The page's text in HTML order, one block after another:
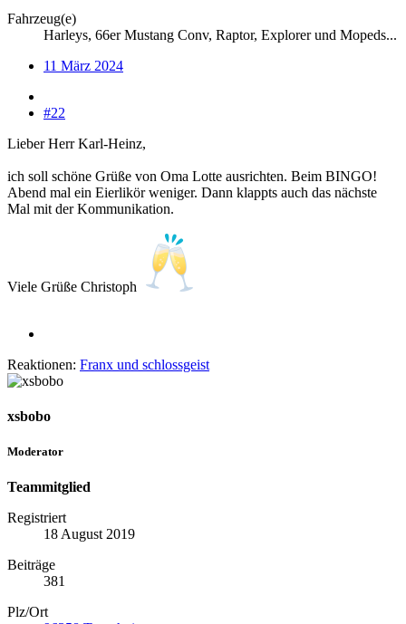
Fahrzeug(e)
Harleys, 66er Mustang Conv, Raptor, Explorer und Mopeds...
11 März 2024
#22
Lieber Herr Karl-Heinz,
ich soll schöne Grüße von Oma Lotte ausrichten. Beim BINGO!
Abend mal ein Eierlikör weniger. Dann klappts auch das nächste
Mal mit der Kommunikation.
Viele Grüße Christoph
Reaktionen: Franx und schlossgeist
xsbobo
Moderator
Teammitglied
Registriert
18 August 2019
Beiträge
381
Plz/Ort